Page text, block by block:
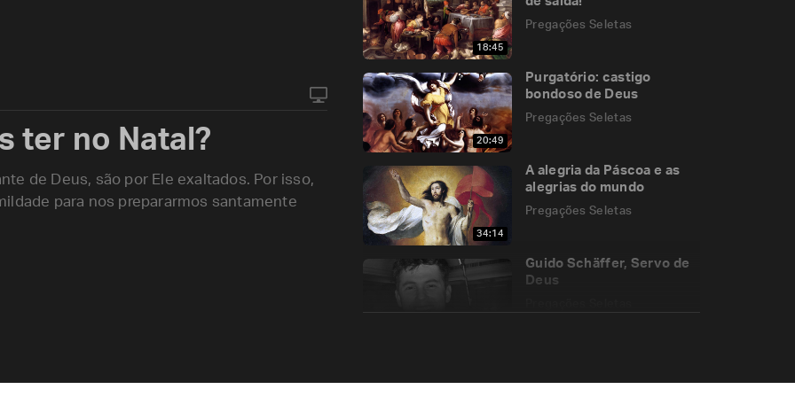
18:45
Pregações Seletas
20:49
Purgatório: castigo
bondoso de Deus
Pregações Seletas
34:14
A alegria da Páscoa e as
alegrias do mundo
Pregações Seletas
Guido Schäffer, Servo de
Deus
ter no Natal?
de Deus, são por Ele exaltados. Por isso,
para nos prepararmos santamente